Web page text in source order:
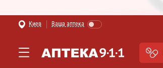
Киев Ваша аптека